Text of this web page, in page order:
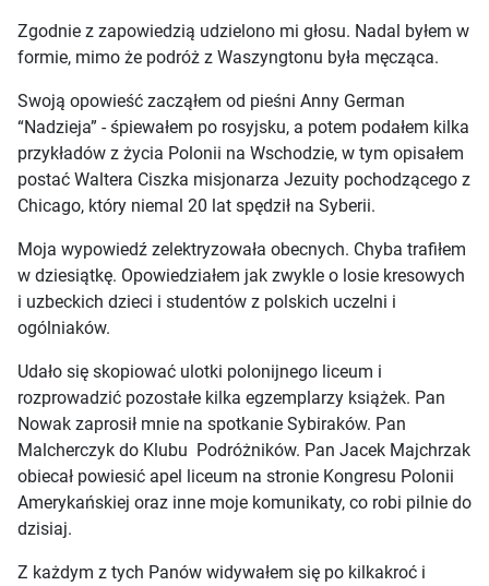
Zgodnie z zapowiedzią udzielono mi głosu. Nadal byłem w
formie, mimo że podróż z Waszyngtonu była męcząca.
Swoją opowieść zacząłem od pieśni Anny German
“Nadzieja” - śpiewałem po rosyjsku, a potem podałem kilka
przykładów z życia Polonii na Wschodzie, w tym opisałem
postać Waltera Ciszka misjonarza Jezuity pochodzącego z
Chicago, który niemal 20 lat spędził na Syberii.
Moja wypowiedź zelektryzowała obecnych. Chyba trafiłem
w dziesiątkę. Opowiedziałem jak zwykle o losie kresowych
i uzbeckich dzieci i studentów z polskich uczelni i
ogólniaków.
Udało się skopiować ulotki polonijnego liceum i
rozprowadzić pozostałe kilka egzemplarzy książek. Pan
Nowak zaprosił mnie na spotkanie Sybiraków. Pan
Malcherczyk do Klubu Podróżników. Pan Jacek Majchrzak
obiecał powiesić apel liceum na stronie Kongresu Polonii
Amerykańskiej oraz inne moje komunikaty, co robi pilnie do
dzisiaj.
Z każdym z tych Panów widywałem się po kilkakroć i